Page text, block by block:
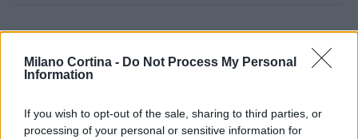
Milano Cortina - Do Not Process My Personal
Information
If you wish to opt-out of the sale, sharing to third parties, or
processing of your personal or sensitive information for